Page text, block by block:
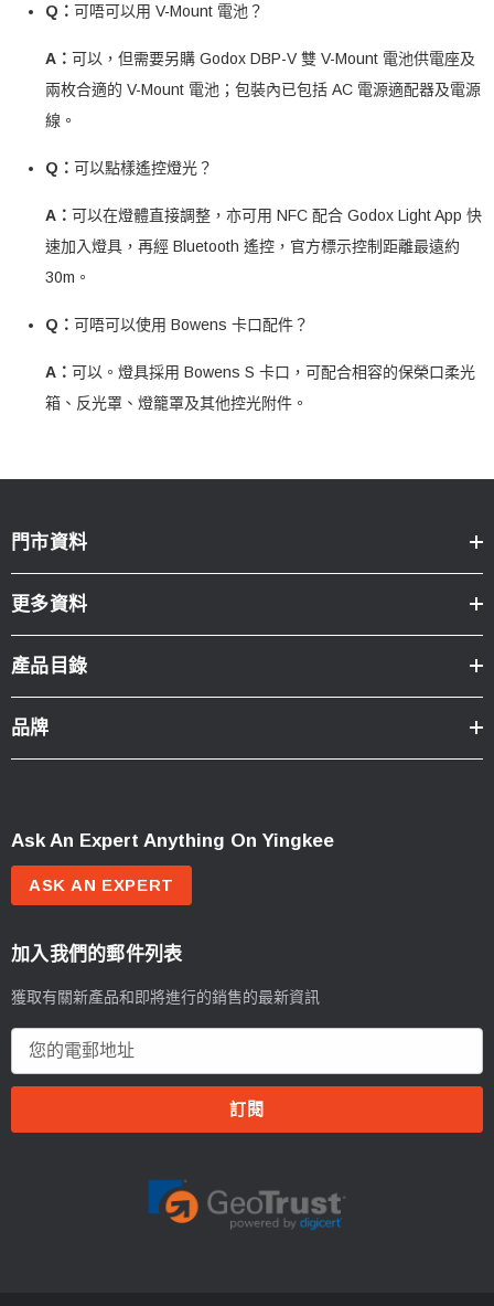
Q：可唔可以用 V-Mount 電池？
A：可以，但需要另購 Godox DBP-V 雙 V-Mount 電池供電座及
兩枚合適的 V-Mount 電池；包裝內已包括 AC 電源適配器及電源
線。
Q：可以點樣遙控燈光？
A：可以在燈體直接調整，亦可用 NFC 配合 Godox Light App 快
速加入燈具，再經 Bluetooth 遙控，官方標示控制距離最遠約
30m。
Q：可唔可以使用 Bowens 卡口配件？
A：可以。燈具採用 Bowens S 卡口，可配合相容的保榮口柔光
箱、反光罩、燈籠罩及其他控光附件。
門市資料
更多資料
產品目錄
品牌
Ask An Expert Anything On Yingkee
ASK AN EXPERT
加入我們的郵件列表
獲取有關新產品和即將進行的銷售的最新資訊
郵